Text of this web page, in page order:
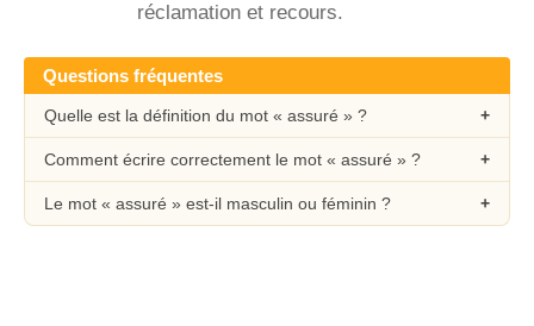
réclamation et recours.
Questions fréquentes
Quelle est la définition du mot « assuré » ?
Comment écrire correctement le mot « assuré » ?
Le mot « assuré » est-il masculin ou féminin ?